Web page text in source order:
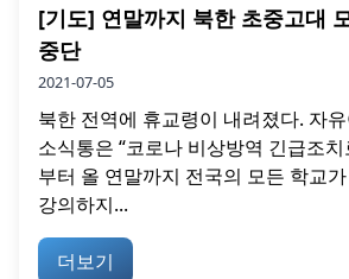
[기도] 연말까지 북한 초중고대
중단
2021-07-05
북한 전역에 휴교령이 내려졌다. 자
소식통은 “코로나 비상방역 긴급조
부터 올 연말까지 전국의 모든 학교
강의하지...
더보기